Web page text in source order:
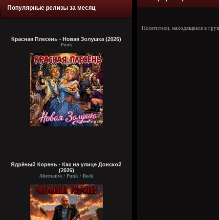
Популярные релизы за месяц
Красная Плесень - Новая Золушка (2026)
Punk
Ядрёный Корень - Как на улице Донской
(2026)
Alternative / Punk / Rock
Посетители, находящиеся в